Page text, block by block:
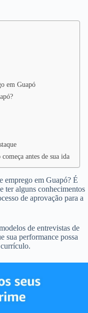
em Guapó
antes de sua ida
emprego em Guapó? É
ter alguns conhecimentos
de aprovação para a
de entrevistas de
sua performance possa